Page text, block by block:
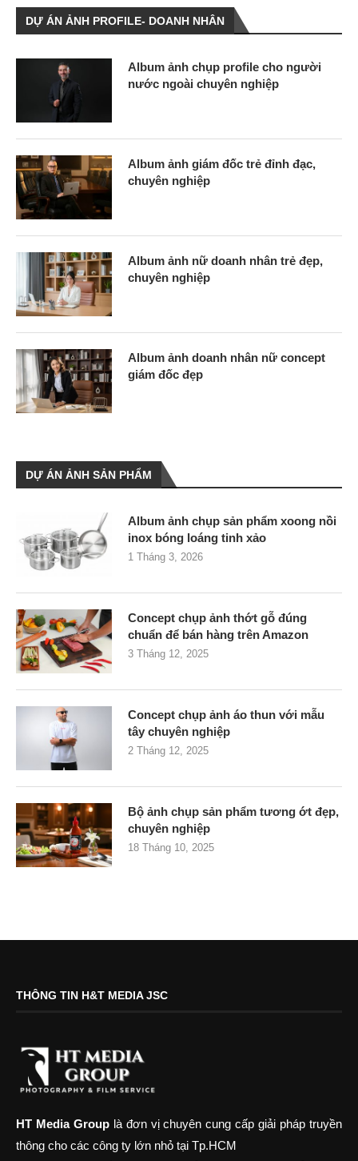
DỰ ÁN ẢNH PROFILE- DOANH NHÂN
Album ảnh chụp profile cho người
nước ngoài chuyên nghiệp
Album ảnh giám đốc trẻ đỉnh đạc,
chuyên nghiệp
Album ảnh nữ doanh nhân trẻ đẹp,
chuyên nghiệp
Album ảnh doanh nhân nữ concept
giám đốc đẹp
DỰ ÁN ẢNH SẢN PHẨM
Album ảnh chụp sản phẩm xoong nồi
inox bóng loáng tinh xảo
1 Tháng 3, 2026
Concept chụp ảnh thớt gỗ đúng
chuẩn để bán hàng trên Amazon
3 Tháng 12, 2025
Concept chụp ảnh áo thun với mẫu
tây chuyên nghiệp
2 Tháng 12, 2025
Bộ ảnh chụp sản phẩm tương ớt đẹp,
chuyên nghiệp
18 Tháng 10, 2025
THÔNG TIN H&T MEDIA JSC
HT Media Grouplà đơn vị chuyên cung cấp giải pháp truyền
thông cho các công ty lớn nhỏ tại Tp.HCM